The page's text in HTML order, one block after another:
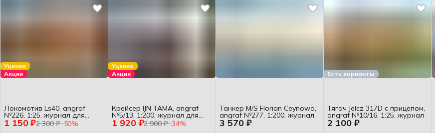
Уценка
Акция
1 150 ₽2 300 ₽−50%
Локомотив Ls40, angraf
№226, 1:25, журнал для
сборки
Уценка
Акция
1 920 ₽2 900 ₽−34%
Крейсер IJN TAMA, angraf
№5/13, 1:200, журнал для
сборки 3 570 ₽
Танкер M/S Florian Ceynowa,
angraf №277, 1:200, журнал
Есть варианты
2 100 ₽
Тягач Jelcz 317D с прицепом,
angraf №10/16, 1:25, журнал